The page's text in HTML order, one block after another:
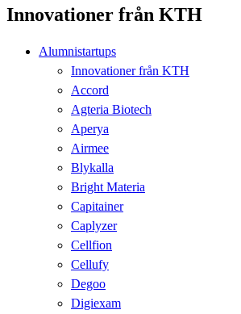
Innovationer från KTH
Alumnistartups
Innovationer från KTH
Accord
Agteria Biotech
Aperya
Airmee
Blykalla
Bright Materia
Capitainer
Caplyzer
Cellfion
Cellufy
Degoo
Digiexam